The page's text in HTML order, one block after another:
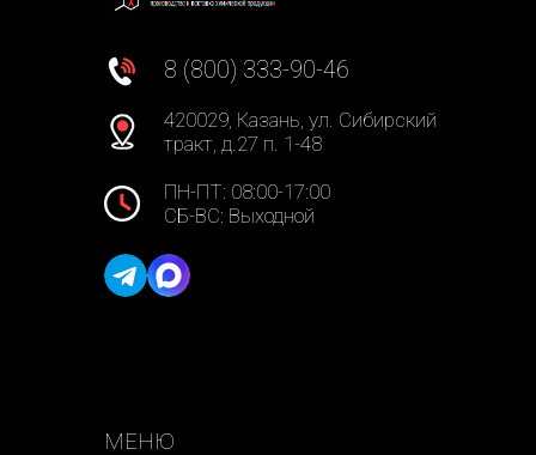
8 (800) 333-90-46
420029, Казань, ул. Сибирский
тракт, д.27 п. 1-48
ПН-ПТ: 08:00-17:00
СБ-ВС: Выходной
МЕНЮ